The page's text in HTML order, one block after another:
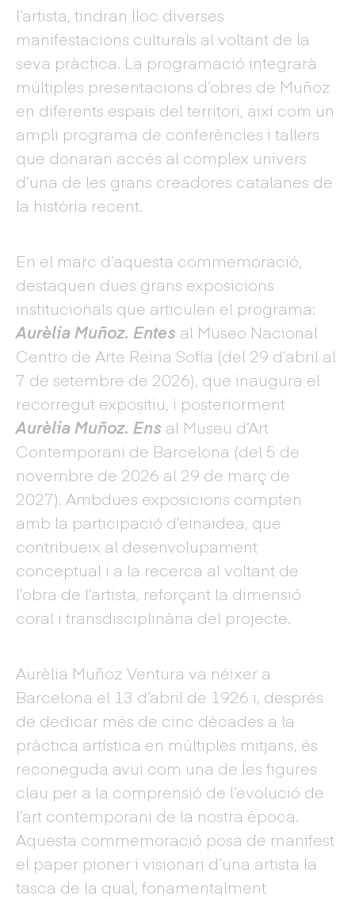
l’artista, tindran lloc diverses
manifestacions culturals al voltant de la
seva pràctica. La programació integrarà
múltiples presentacions d’obres de Muñoz
en diferents espais del territori, així com un
ampli programa de conferències i tallers
que donaran accés al complex univers
d’una de les grans creadores catalanes de
la història recent.
En el marc d’aquesta commemoració,
destaquen dues grans exposicions
institucionals que articulen el programa:
Aurèlia Muñoz. Entes al Museo Nacional
Centro de Arte Reina Sofía (del 29 d’abril al
7 de setembre de 2026), que inaugura el
recorregut expositiu, i posteriorment
Aurèlia Muñoz. Ens al Museu d’Art
Contemporani de Barcelona (del 5 de
novembre de 2026 al 29 de març de
2027). Ambdues exposicions compten
amb la participació d’einaidea, que
contribueix al desenvolupament
conceptual i a la recerca al voltant de
l’obra de l’artista, reforçant la dimensió
coral i transdisciplinària del projecte.
Aurèlia Muñoz Ventura va néixer a
Barcelona el 13 d’abril de 1926 i, després
de dedicar més de cinc dècades a la
pràctica artística en múltiples mitjans, és
reconeguda avui com una de les figures
clau per a la comprensió de l’evolució de
l’art contemporani de la nostra època.
Aquesta commemoració posa de manifest
el paper pioner i visionari d’una artista la
tasca de la qual, fonamentalment